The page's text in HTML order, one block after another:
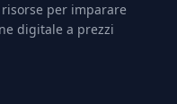
per imparare
digitale a prezzi